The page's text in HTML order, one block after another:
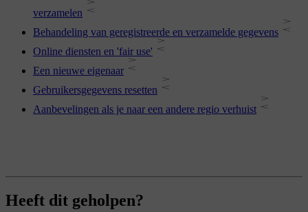
verzamelen
Behandeling van geregistreerde en verzamelde gegevens
Online diensten en 'fair use'
Een nieuwe eigenaar
Gebruikersgegevens resetten
Aanbevelingen als je naar een andere regio verhuist
Heeft dit geholpen?